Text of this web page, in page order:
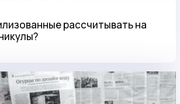
рассчитывать на